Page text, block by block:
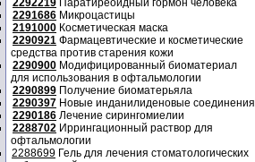
2292219 Паратиреоидный гормон человека
2291686 Микроцастицы
2191000 Косметическая маска
2290921 Фармацевтические и косметические
средства против старения кожи
2290900 Модифицированный биоматериал
для использования в офтальмологии
2290899 Получение биоматерьяла
2290397 Новые инданилиденовые соединения
2290186 Лечение сирингомиелии
2288702 Иррингационный раствор для
офтальмологии
2288699 Гель для лечения стоматологических